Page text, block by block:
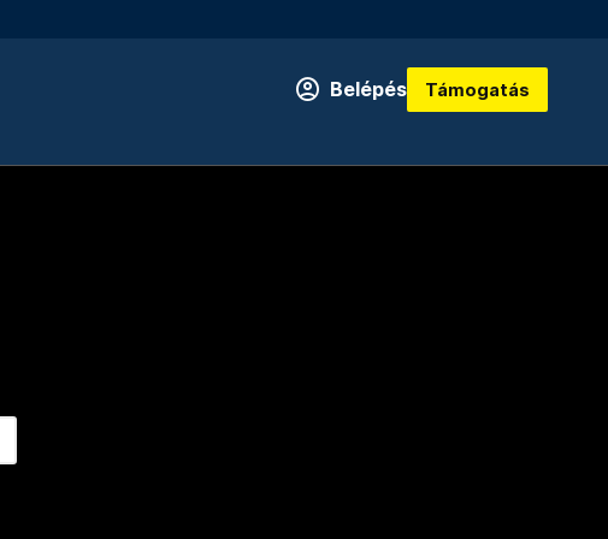
Belépés Támogatás